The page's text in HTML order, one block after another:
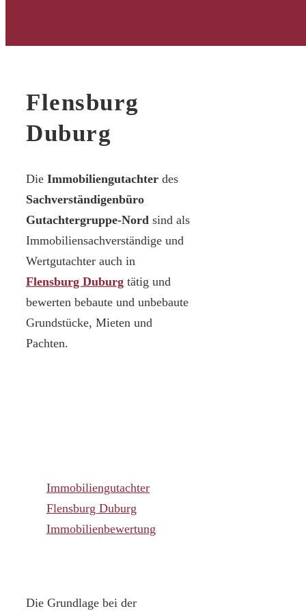
Flensburg
Duburg
Die Immobiliengutachter des
Sachverständigenbüro
Gutachtergruppe-Nord sind als
Immobiliensachverständige und
Wertgutachter auch in
Flensburg Duburg tätig und
bewerten bebaute und unbebaute
Grundstücke, Mieten und
Pachten.
Immobiliengutachter
Flensburg Duburg
Immobilienbewertung
Die Grundlage bei der